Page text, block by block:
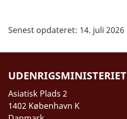
Senest opdateret: 14. juli 2026
UDENRIGSMINISTERIET
Asiatisk Plads 2
1402 København K